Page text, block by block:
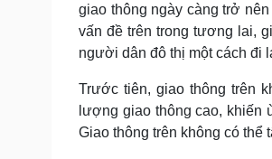
giao thông ngày càng trở
vấn đề trên trong tương lai,
người dân đô thị một cách đi
Trước tiên, giao thông trên
lượng giao thông cao, khiến
Giao thông trên không có thể